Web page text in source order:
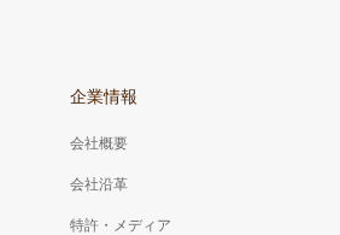
企業情報
会社概要
会社沿革
特許・メディア